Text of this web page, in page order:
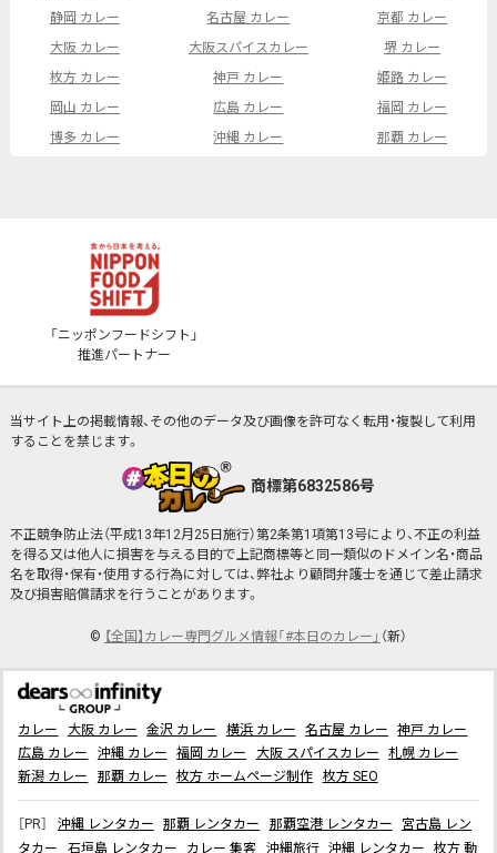
静岡 カレー
名古屋 カレー
京都 カレー
大阪 カレー
大阪スパイスカレー
堺 カレー
枚方 カレー
神戸 カレー
姫路 カレー
岡山 カレー
広島 カレー
福岡 カレー
博多 カレー
沖縄 カレー 那覇 カレー
「ニッポンフードシフト」
推進パートナー
当サイト上の掲載情報、その他のデータ及び画像を許可なく転用・複製して利用
することを禁じます。
商標第6832586号
不正競争防止法（平成13年12月25日施行）第2条第1項第13号により、不正の利益
を得る又は他人に損害を与える目的で上記商標等と同一類似のドメイン名・商品
名を取得・保有・使用する行為に対しては、弊社より顧問弁護士を通じて差止請求
及び損害賠償請求を行うことがあります。
© 【全国】カレー専門グルメ情報「#本日のカレー」 （新）
カレー 大阪 カレー 金沢 カレー 横浜 カレー 名古屋 カレー
神戸 カレー
広島 カレー
沖縄 カレー 福岡 カレー 大阪 スパイスカレー
札幌 カレー
新潟 カレー
那覇 カレー 枚方 ホームページ制作 枚方 SEO
［PR］ 沖縄 レンタカー 那覇 レンタカー 那覇空港 レンタカー
宮古島 レン
タカー
石垣島 レンタカー カレー 集客 沖縄旅行 沖縄 レンタカー 枚方 動